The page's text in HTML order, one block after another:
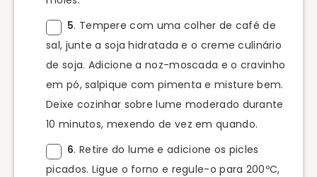
5. Tempere com uma colher de café de
sal, junte a soja hidratada e o creme culinário
de soja. Adicione a noz-moscada e o cravinho
em pó, salpique com pimenta e misture bem.
Deixe cozinhar sobre lume moderado durante
10 minutos, mexendo de vez em quando.
6. Retire do lume e adicione os picles
picados. Ligue o forno e regule-o para 200ºC,